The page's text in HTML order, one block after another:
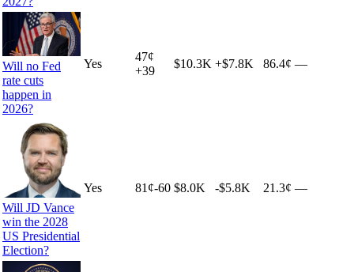
Will no Fed
rate cuts
happen in
2026?
Yes
47¢
+39
$10.3K +$7.8K 86.4¢ —
Will JD Vance
win the 2028
US Presidential
Election?
Yes 81 ¢-60 $8.0K -$5.8K 21.3¢ —